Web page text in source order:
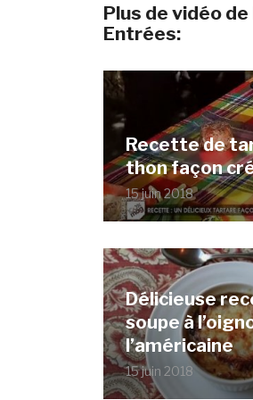
Plus de vidéo
Entrées:
Recette de
thon façon
15 juin 2018
Délicieuse
soupe à
l’américaine
15 juin 2018